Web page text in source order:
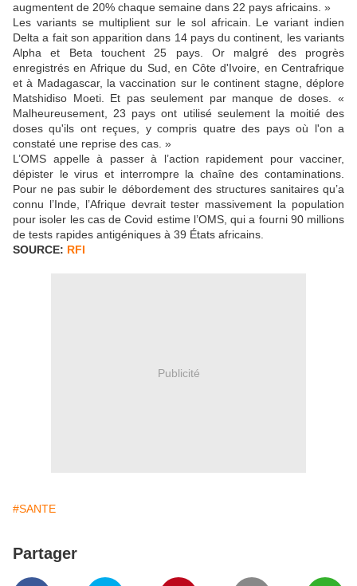
augmentent de 20% chaque semaine dans 22 pays africains. »
Les variants se multiplient sur le sol africain. Le variant indien
Delta a fait son apparition dans 14 pays du continent, les variants
Alpha et Beta touchent 25 pays. Or malgré des progrès
enregistrés en Afrique du Sud, en Côte d'Ivoire, en Centrafrique
et à Madagascar, la vaccination sur le continent stagne, déplore
Matshidiso Moeti. Et pas seulement par manque de doses. «
Malheureusement, 23 pays ont utilisé seulement la moitié des
doses qu'ils ont reçues, y compris quatre des pays où l'on a
constaté une reprise des cas. »
L’OMS appelle à passer à l’action rapidement pour vacciner,
dépister le virus et interrompre la chaîne des contaminations.
Pour ne pas subir le débordement des structures sanitaires qu’a
connu l’Inde, l’Afrique devrait tester massivement la population
pour isoler les cas de Covid estime l’OMS, qui a fourni 90 millions
de tests rapides antigéniques à 39 États africains.
SOURCE: RFI
Publicité
#SANTE
Partager